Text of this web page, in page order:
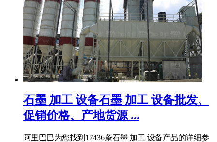
石墨 加工 设备石墨 加工 设备批发、
促销价格、产地货源 ...
阿里巴巴为您找到17436条石墨 加工 设备产品的详细参